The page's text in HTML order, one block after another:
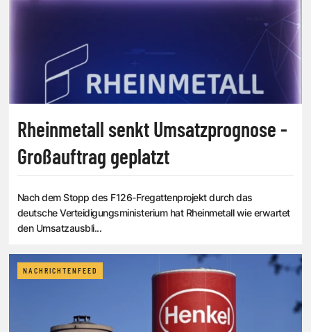
Rheinmetall senkt Umsatzprognose -
Großauftrag geplatzt
Nach dem Stopp des F126-Fregattenprojekt durch das
deutsche Verteidigungsministerium hat Rheinmetall wie erwartet
den Umsatzausbli...
NACHRICHTENFEED